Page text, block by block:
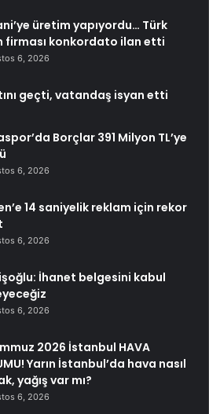
üretim yapıyordu… Türk
firması konkordato ilan etti
6, 2026
geçti, vatandaş isyan etti
Borçlar 391 Milyon TL’ye
6, 2026
14 saniyelik reklam için rekor
6, 2026
İhanet belgesini kabul
6, 2026
2026 İstanbul HAVA
Yarın İstanbul’da hava nasıl
yağış var mı?
6, 2026